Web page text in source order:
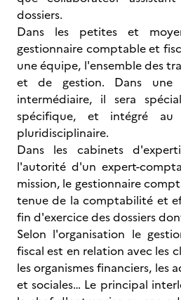
dossiers.
Dans les petites et
gestionnaire comptable et
une équipe, l'ensemble des
et de gestion. Dans une
intermédiaire, il sera
spécifique, et intégré
pluridisciplinaire.
Dans les cabinets
l'autorité d'un expert-
mission, le gestionnaire
tenue de la comptabilité et
fin d'exercice des dossiers
Selon l'organisation le
fiscal est en relation avec les
les organismes financiers, les
et sociales… Le principal